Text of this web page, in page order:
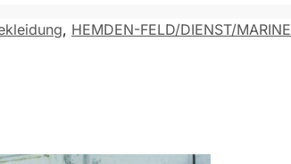
, HEMDEN-FELD/DIENST/MARINE